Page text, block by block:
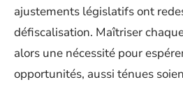
ajustements législatifs ont
défiscalisation. Maîtriser
alors une nécessité pour
opportunités, aussi ténues